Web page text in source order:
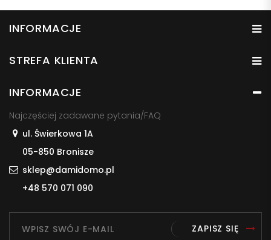
INFORMACJE
STREFA KLIENTA
INFORMACJE
Najczęściej zadawane pytania/FAQ
ul. Świerkowa 1A
05-850 Bronisze
sklep@damidomo.pl
+48 570 071 090
ZAPISZ SIĘ